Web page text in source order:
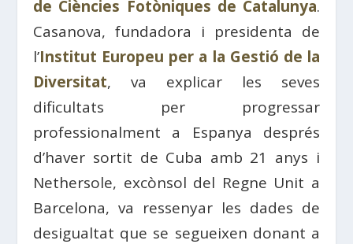
de Ciències Fotòniques de Catalunya.
Casanova, fundadora i presidenta de
l’Institut Europeu per a la Gestió de la
Diversitat, va explicar les seves
dificultats per progressar
professionalment a Espanya després
d’haver sortit de Cuba amb 21 anys i
Nethersole, excònsol del Regne Unit a
Barcelona, ​​va ressenyar les dades de
desigualtat que se segueixen donant a